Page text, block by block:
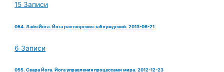
15 Записи
054. Лайя Йога. Йога растворения заблуждений. 2013-06-21
6 Записи
055. Свара Йога. Йога управления процессами мира. 2012-12-23